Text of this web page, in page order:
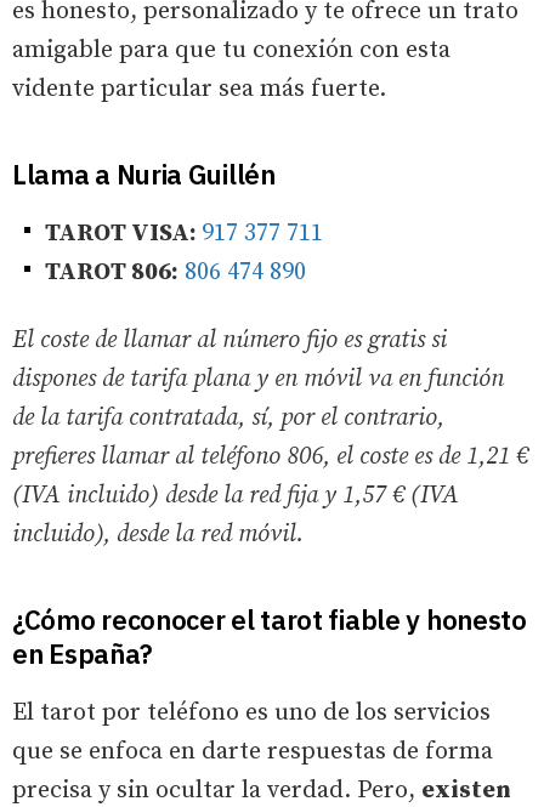
es honesto, personalizado y te ofrece un trato
amigable para que tu conexión con esta
vidente particular sea más fuerte.
Llama a Nuria Guillén
TAROT VISA: 917 377 711
TAROT 806: 806 474 890
El coste de llamar al número fijo es gratis si
dispones de tarifa plana y en móvil va en función
de la tarifa contratada, sí, por el contrario,
prefieres llamar al teléfono 806, el coste es de 1,21 €
(IVA incluido) desde la red fija y 1,57 € (IVA
incluido), desde la red móvil.
¿Cómo reconocer el tarot fiable y honesto
en España?
El tarot por teléfono es uno de los servicios
que se enfoca en darte respuestas de forma
precisa y sin ocultar la verdad. Pero, existen